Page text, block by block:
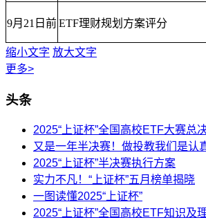
9月21日前ETF理财规划方案评分
缩小文字 放大文字
更多>
头条
2025“上证杯”全国高校ETF大赛总
又是一年半决赛！做投教我们是认
2025“上证杯”半决赛执行方案
实力不凡！“上证杯”五月榜单揭晓
一图读懂2025“上证杯”
2025“上证杯”全国高校ETF知识及